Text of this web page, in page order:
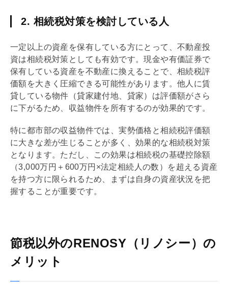
2. 相続税対策を検討している人
一定以上の資産を保有している方にとって、不動産投
資は相続税対策としても有効です。現金や有価証券で
保有している資産を不動産に換えることで、 相続税評
価額を大きく圧縮できる可能性があります。他人に賃
貸している物件（貸家建付地、貸家）は評価額がさら
に下がるため、 収益物件を所有するのが効果的です。
特に都市部の収益物件では、実勢価格と相続税評価額
に大きな差が生じることが多く、効果的な相続税対策
となります。ただし、この効果は相続税の基礎控除額
（3,000万円＋600万円×法定相続人の数）を超える資産
を持つ方に限られるため、まずは自身の資産状況を把
握することが重要です。
節税以外のRENOSY（リノシー）の
メリット